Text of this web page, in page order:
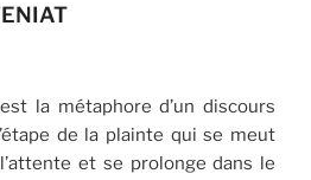
la métaphore d’un discours
de la plainte qui se meut
et se prolonge dans le